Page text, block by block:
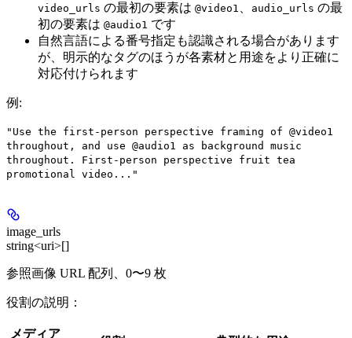
video_urls の最初の要素は @video1 、 audio_urls の最
初の要素は @audio1 です
自然言語による番号指定も認識される場合があります
が、明示的なタグのほうが各素材と用途をより正確に
対応付けられます
例 :
"Use the first-person perspective framing of @video1
throughout, and use @audio1 as background music
throughout. First-person perspective fruit tea
promotional video..."
image_urls
string<uri>[]
参照画像 URL 配列、 0〜9 枚
役割の説明：
メディア